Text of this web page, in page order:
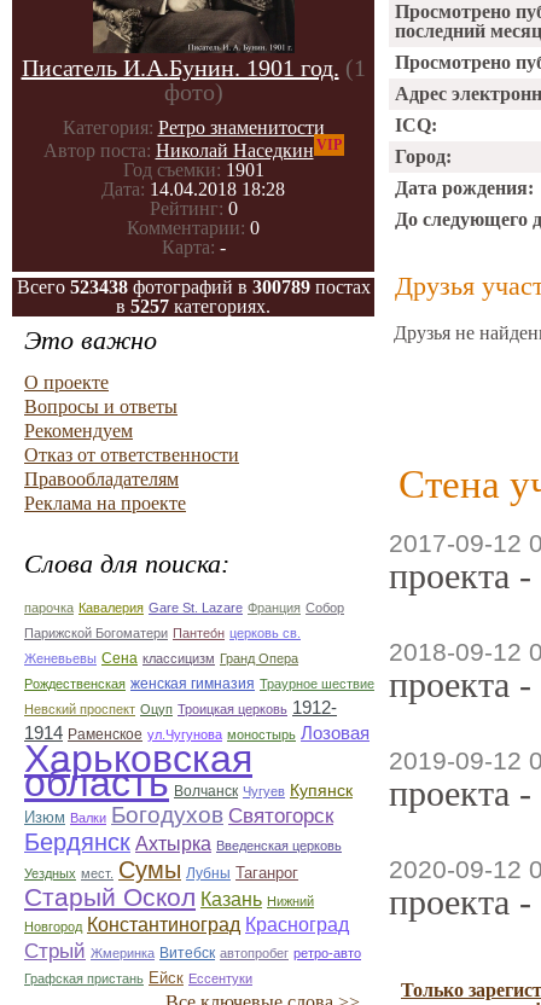
Писатель И.А.Бунин. 1901 год. (1
фото)
Категория: Ретро знаменитости
Автор поста: Николай Наседкин VIP
Год съемки: 1901
Дата: 14.04.2018 18:28
Рейтинг: 0
Комментарии: 0
Карта: -
Всего 523438фотографий в 300789постах
в 5257 категориях.
Это важно
О проекте
Вопросы и ответы
Рекомендуем
Отказ от ответственности
Правообладателям
Реклама на проекте
Слова для поиска:
парочка Кавалерия Gare St. Lazare Франция Собор
Парижской Богоматери Пантео́н церковь св.
Женевьевы Сена классицизм Гранд Опера
Рождественская женская гимназия Траурное шествие
Невский проспект Оцуп Троицкая церковь 1912-
1914 Раменское ул.Чугунова моностырь Лозовая
Харьковская
область Волчанск Чугуев Купянск
Изюм Валки Богодухов Святогорск
Бердянск Ахтырка Введенская церковь
Уездных мест. Сумы Лубны Таганрог
Старый Оскол Казань Нижний
Новгород Константиноград Красноград
Стрый Жмеринка Витебск автопробег ретро-авто
Графская пристань Ейск Ессентуки
Просмотрено
последний
Просмотрено
Адрес
ICQ:
Город:
Дата рождения:
До следующего
Друзья
Друзья не
Стена
2017-09-12
проекта
2018-09-12
проекта
2019-09-12
проекта
2020-09-12
проекта
Только